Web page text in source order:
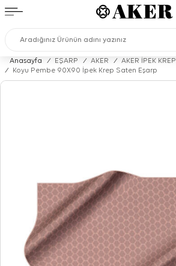
Anasayfa / EŞARP / AKER /
AKER İPEK
/
Koyu Pembe 90X90 İpek Krep Saten Eşarp